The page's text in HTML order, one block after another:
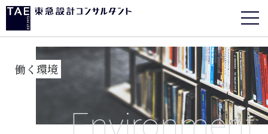
Environment
働く環境